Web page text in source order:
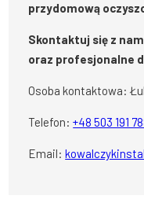
przydomową
Skontaktuj się z
oraz profesjonalne
Osoba kontaktowa:
Telefon:+48 503 191
Email: